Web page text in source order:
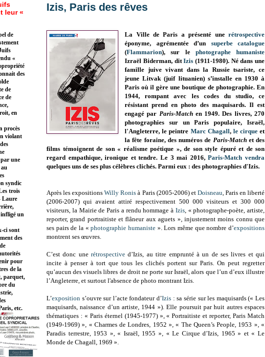
Izis, Paris des rêves
La Ville de Paris a présenté une rétrospective
éponyme, agrémentée d’un superbe
catalogue
(Flammarion), sur le photographe humaniste
Izraël Biderman, ditIzis (1911-1980). Né dans une
famille juive vivant dans la Russie tsariste, ce
jeune Litvak (juif lituanien) s’installe en 1930 à
Paris où il gère une boutique de photographie. En
1944, rompant avec les codes du studio, ce
résistant prend en photo des maquisards. Il est
engagé par Paris-Matchen 1949. Des livres, 270
photographies sur un Paris populaire, Israël,
l'Angleterre, le peintre Marc Chagall, le cirqueet
la fête foraine, des numéros de Paris-Matchet des
films témoignent de son « réalisme poétique », de son style épuré et de son
regard empathique, ironique et tendre. Le 3 mai 2016,Paris-Match vendra
quelques uns de ses plus célèbres clichés. Parmi eux : des photographies d'Izis.
Après les expositionsWilly Ronis à Paris (2005-2006) et Doisneau, Paris en liberté
(2006-2007) qui avaient attiré respectivement 500 000 visiteurs et 300 000
visiteurs, la Mairie de Paris a rendu hommage à Izis, « photographe-poète, artiste,
reporter, grand portraitiste et flâneur aux aguets », injustement moins connu que
ses pairs de la «photographie humaniste ». Lors même que nombre d’expositions
montrent ses œuvres.
C’est donc unerétrospective d’Izis, au titre emprunté à un de ses livres et qui
incite à penser à tort que tous les clichés portent sur Paris. On peut regretter
qu’aucun des visuels libres de droit ne porte sur Israël, alors que l’un d’eux illustre
l’Angleterre, et surtout l'absence de photo montrant Izis.
L’exposition s’ouvre sur l’acte fondateur d’Izis : sa série sur les maquisards (« Les
maquisards, naissance d’un artiste, 1944 »). Elle poursuit par huit autres espaces
thématiques : « Paris éternel (1945-1977) », « Portraitiste et reporter, Paris Match
(1949-1969) », « Charmes de Londres, 1952 », « The Queen’s People, 1953 », «
Paradis terrestre, 1953 », « Israël, 1955 », « Le Cirque d’Izis, 1965 » et « Le
Monde de Chagall, 1969 ».
leur «
de
«
des
de
de
en
procès
violant
une
au
syndic
trois
Laure
un
ci sont
des
pour
de la
parquet,
du
etc.